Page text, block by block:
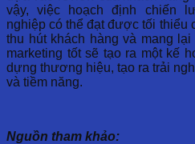
vậy, việc hoạch định chiến
nghiệp có thể đạt được tối thiểu
thu hút khách hàng và mang
marketing tốt sẽ tạo ra một kế
dựng thương hiệu, tạo ra trải
và tiềm năng.
Nguồn tham khảo: